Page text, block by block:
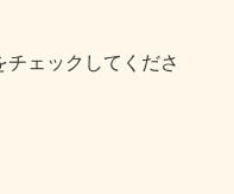
ェックしてくださ